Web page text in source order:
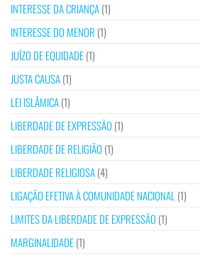
INTERESSE DA CRIANÇA(1)
INTERESSE DO MENOR (1)
JUÍZO DE EQUIDADE(1)
JUSTA CAUSA(1)
LEI ISLÂMICA(1)
LIBERDADE DE EXPRESSÃO (1)
LIBERDADE DE RELIGIÃO (1)
LIBERDADE RELIGIOSA(4)
LIGAÇÃO EFETIVA À COMUNIDADE NACIONAL(1)
LIMITES DA LIBERDADE DE EXPRESSÃO (1)
MARGINALIDADE(1)